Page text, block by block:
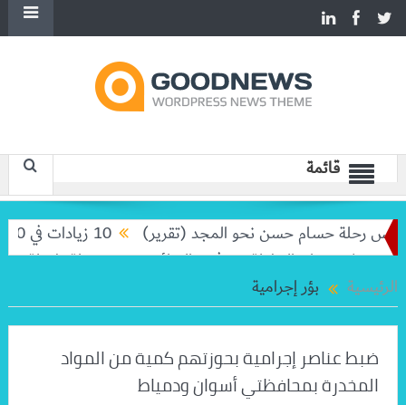
قائمة
رحلة حسام حسن نحو المجد (تقرير)
10 زيادات في 10 سنوات.. هل حان الوقت لرفع دعم البنزين نهائيا؟
تودعان البطولة من ثمن النهائي
بعد رحلة طويلة.. ميسي
الرئيسية
بؤر إجرامية
ضبط عناصر إجرامية بحوزتهم كمية من المواد
المخدرة بمحافظتي أسوان ودمياط